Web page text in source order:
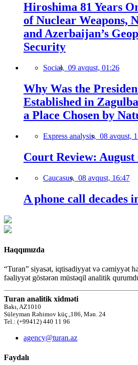
Hiroshima 81 Years
of Nuclear Weapons,
and Azerbaijan’s
Security
Social, 09 avqust, 01:26
Why Was the
Established in
a Place Chosen by
Express analysis, 08 avqust,
Court Review: August
Caucasus, 08 avqust, 16:47
A phone call decades
Haqqımızda
“Turan” siyasət, iqtisadiyyat və cəmiyyət
fəaliyyət göstərən müstəqil analitik
Turan analitik xidməti
Bakı, AZ1010
Süleyman Rəhimov küç.,186, Mən. 24
Tel.: (+99412) 440 11 96
agency@turan.az
Faydalı